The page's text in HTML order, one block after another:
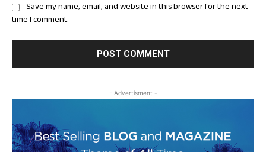
Save my name, email, and website in this browser for the next
time I comment.
- Advertisment -